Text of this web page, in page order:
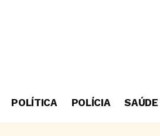
POLÍTICA POLÍCIA SAÚDE